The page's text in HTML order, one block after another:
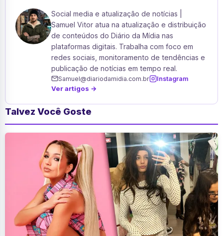
Social media e atualização de notícias |
Samuel Vitor atua na atualização e distribuição
de conteúdos do Diário da Mídia nas
plataformas digitais. Trabalha com foco em
redes sociais, monitoramento de tendências e
publicação de notícias em tempo real.
Samuel@diariodamidia.com.br Instagram
Ver artigos →
Talvez Você Goste